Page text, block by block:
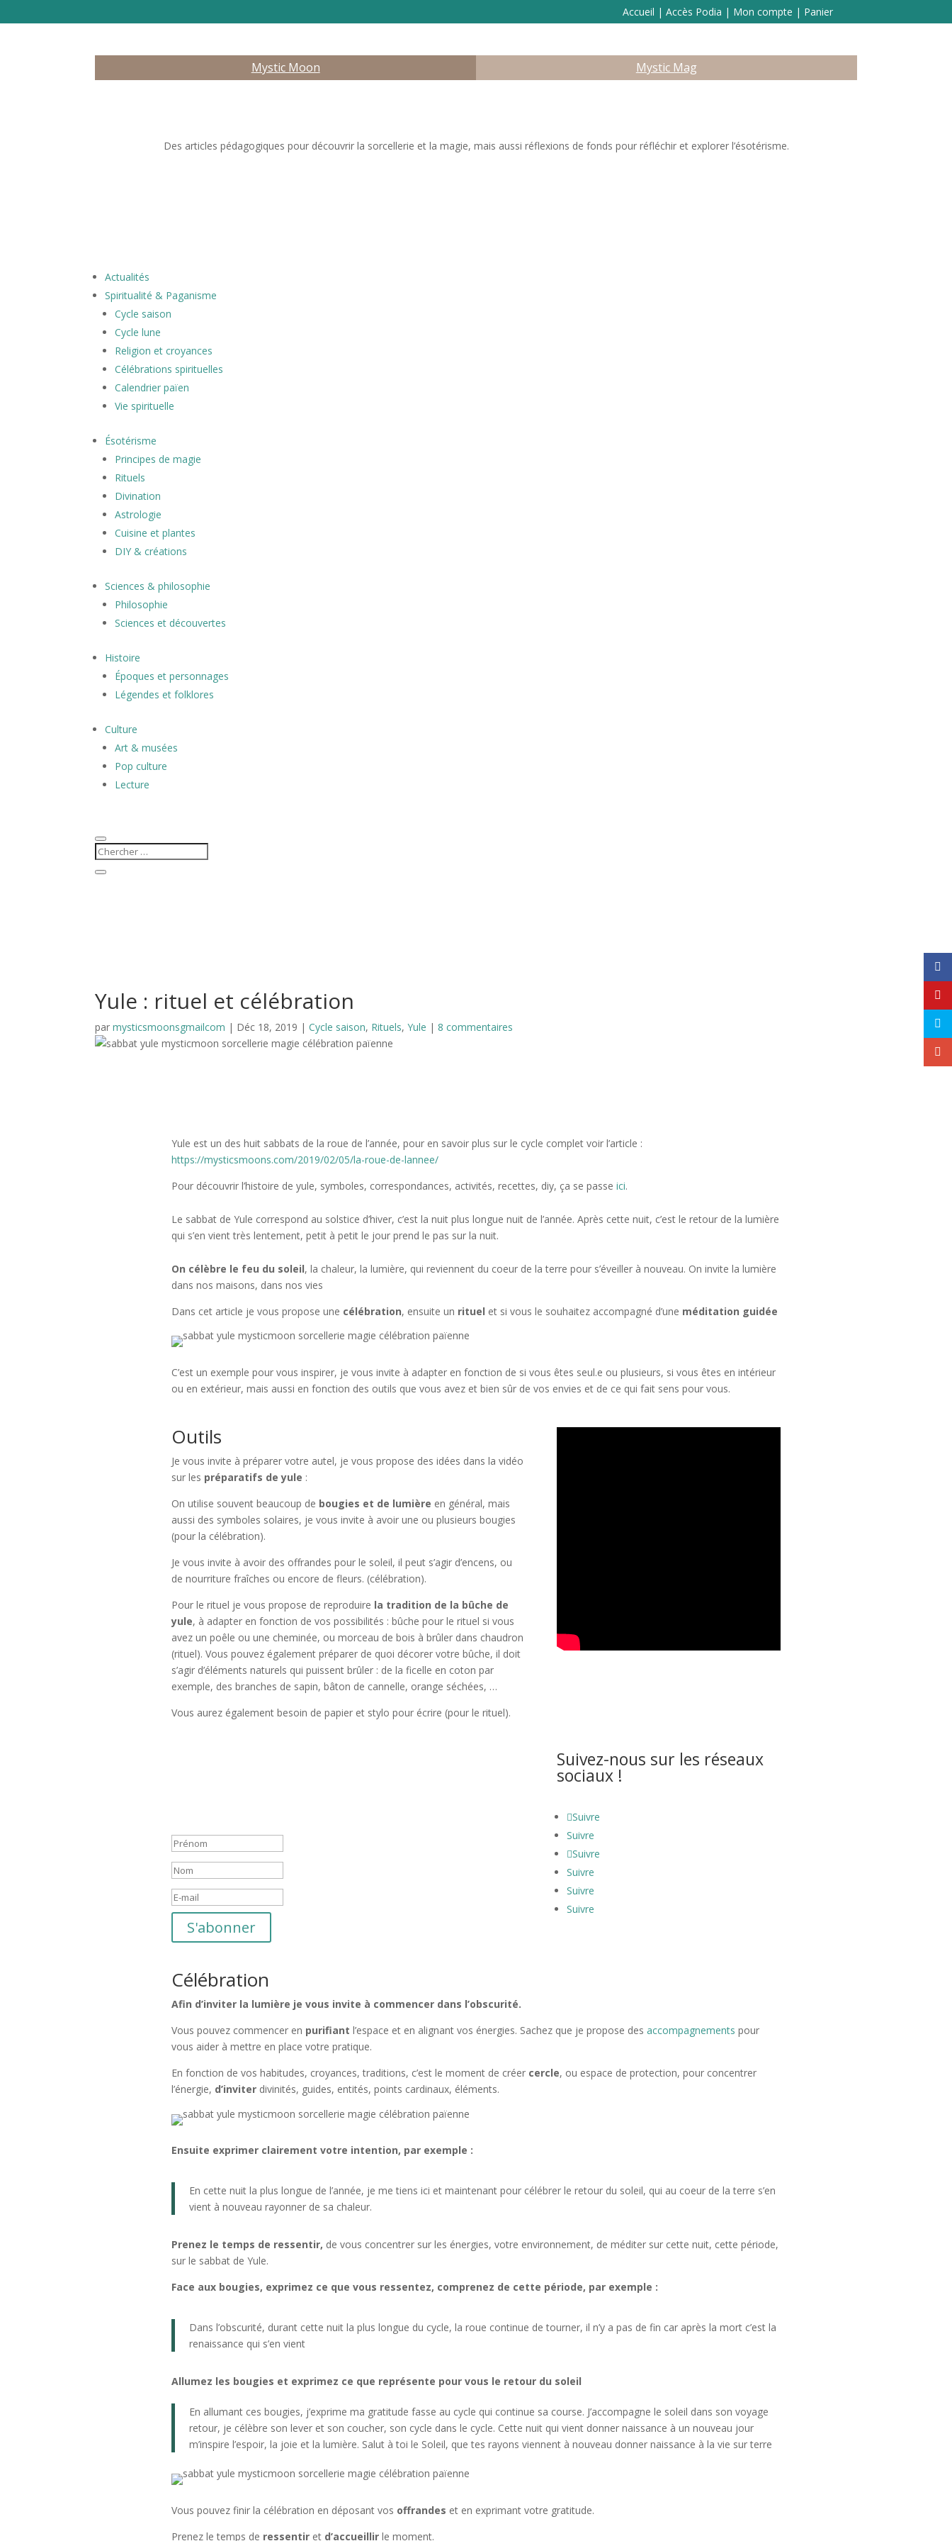
Accueil | Accès Podia | Mon compte | Panier
Mystic Moon Mystic Mag
Des articles pédagogiques pour découvrir la sorcellerie et la magie, mais aussi réflexions de fonds pour réfléchir et explorer l’ésotérisme.
Actualités
Spiritualité & Paganisme
Cycle saison
Cycle lune
Religion et croyances
Célébrations spirituelles
Calendrier païen
Vie spirituelle
Ésotérisme
Principes de magie
Rituels
Divination
Astrologie
Cuisine et plantes
DIY & créations
Sciences & philosophie
Philosophie
Sciences et découvertes
Histoire
Époques et personnages
Légendes et folklores
Culture
Art & musées
Pop culture
Lecture
Yule : rituel et célébration
parmysticsmoonsgmailcom | Déc 18, 2019 |Cycle saison, Rituels,Yule |8 commentaires
Yule est un des huit sabbats de la roue de l’année, pour en savoir plus sur le cycle complet voir l’article :
https://mysticsmoons.com/2019/02/05/la-roue-de-lannee/
Pour découvrir l’histoire de yule, symboles, correspondances, activités, recettes, diy, ça se passe ici.
Le sabbat de Yule correspond au solstice d’hiver, c’est la nuit plus longue nuit de l’année. Après cette nuit, c’est le retour de la lumière
qui s’en vient très lentement, petit à petit le jour prend le pas sur la nuit.
On célèbre le feu du soleil, la chaleur, la lumière, qui reviennent du coeur de la terre pour s’éveiller à nouveau. On invite la lumière
dans nos maisons, dans nos vies
Dans cet article je vous propose une célébration, ensuite un rituel et si vous le souhaitez accompagné d’une méditation guidée
C’est un exemple pour vous inspirer, je vous invite à adapter en fonction de si vous êtes seul.e ou plusieurs, si vous êtes en intérieur
ou en extérieur, mais aussi en fonction des outils que vous avez et bien sûr de vos envies et de ce qui fait sens pour vous.
Outils
Je vous invite à préparer votre autel, je vous propose des idées dans la vidéo
sur les préparatifs de yule :
On utilise souvent beaucoup de bougies et de lumière en général, mais
aussi des symboles solaires, je vous invite à avoir une ou plusieurs bougies
(pour la célébration).
Je vous invite à avoir des offrandes pour le soleil, il peut s’agir d’encens, ou
de nourriture fraîches ou encore de fleurs. (célébration).
Pour le rituel je vous propose de reproduire la tradition de la bûche de
yule, à adapter en fonction de vos possibilités : bûche pour le rituel si vous
avez un poêle ou une cheminée, ou morceau de bois à brûler dans chaudron
(rituel). Vous pouvez également préparer de quoi décorer votre bûche, il doit
s’agir d’éléments naturels qui puissent brûler : de la ficelle en coton par
exemple, des branches de sapin, bâton de cannelle, orange séchées, …
Vous aurez également besoin de papier et stylo pour écrire (pour le rituel).
S'abonner
Suivez-nous sur les réseaux
sociaux !
Suivre
Suivre
Suivre
Suivre
Suivre
Suivre
Célébration
Afin d’inviter la lumière je vous invite à commencer dans l’obscurité.
Vous pouvez commencer en purifiant l’espace et en alignant vos énergies. Sachez que je propose des accompagnements pour
vous aider à mettre en place votre pratique.
En fonction de vos habitudes, croyances, traditions, c’est le moment de créer cercle, ou espace de protection, pour concentrer
l’énergie, d’inviter divinités, guides, entités, points cardinaux, éléments.
Ensuite exprimer clairement votre intention, par exemple :
En cette nuit la plus longue de l’année, je me tiens ici et maintenant pour célébrer le retour du soleil, qui au coeur de la terre s’en
vient à nouveau rayonner de sa chaleur.
Prenez le temps de ressentir, de vous concentrer sur les énergies, votre environnement, de méditer sur cette nuit, cette période,
sur le sabbat de Yule.
Face aux bougies, exprimez ce que vous ressentez, comprenez de cette période, par exemple :
Dans l’obscurité, durant cette nuit la plus longue du cycle, la roue continue de tourner, il n’y a pas de fin car après la mort c’est la
renaissance qui s’en vient
Allumez les bougies et exprimez ce que représente pour vous le retour du soleil
En allumant ces bougies, j’exprime ma gratitude fasse au cycle qui continue sa course. J’accompagne le soleil dans son voyage
retour, je célèbre son lever et son coucher, son cycle dans le cycle. Cette nuit qui vient donner naissance à un nouveau jour
m’inspire l’espoir, la joie et la lumière. Salut à toi le Soleil, que tes rayons viennent à nouveau donner naissance à la vie sur terre
Vous pouvez finir la célébration en déposant vos offrandes et en exprimant votre gratitude.
Prenez le temps de ressentir et d’accueillir le moment.